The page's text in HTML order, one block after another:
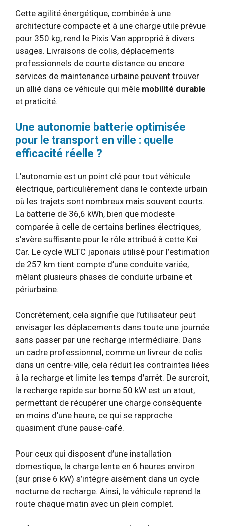
Cette agilité énergétique, combinée à une
architecture compacte et à une charge utile prévue
pour 350 kg, rend le Pixis Van approprié à divers
usages. Livraisons de colis, déplacements
professionnels de courte distance ou encore
services de maintenance urbaine peuvent trouver
un allié dans ce véhicule qui mêle mobilité durable
et praticité.
Une autonomie batterie optimisée
pour le transport en ville : quelle
efficacité réelle ?
L’autonomie est un point clé pour tout véhicule
électrique, particulièrement dans le contexte urbain
où les trajets sont nombreux mais souvent courts.
La batterie de 36,6 kWh, bien que modeste
comparée à celle de certains berlines électriques,
s’avère suffisante pour le rôle attribué à cette Kei
Car. Le cycle WLTC japonais utilisé pour l’estimation
de 257 km tient compte d’une conduite variée,
mêlant plusieurs phases de conduite urbaine et
périurbaine.
Concrètement, cela signifie que l’utilisateur peut
envisager les déplacements dans toute une journée
sans passer par une recharge intermédiaire. Dans
un cadre professionnel, comme un livreur de colis
dans un centre-ville, cela réduit les contraintes liées
à la recharge et limite les temps d’arrêt. De surcroît,
la recharge rapide sur borne 50 kW est un atout,
permettant de récupérer une charge conséquente
en moins d’une heure, ce qui se rapproche
quasiment d’une pause-café.
Pour ceux qui disposent d’une installation
domestique, la charge lente en 6 heures environ
(sur prise 6 kW) s’intègre aisément dans un cycle
nocturne de recharge. Ainsi, le véhicule reprend la
route chaque matin avec un plein complet.